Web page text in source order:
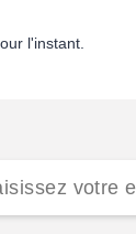
l'instant.